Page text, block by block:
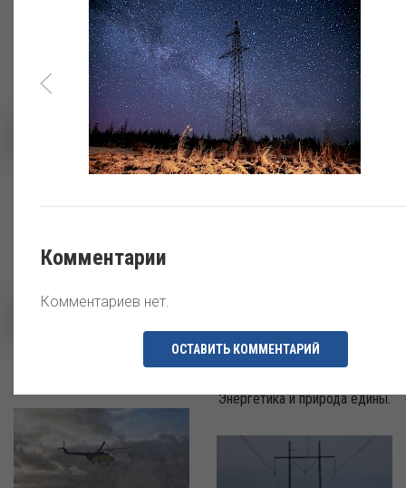
Энергетика и природа едины.
Комментарии
Комментариев нет.
ОСТАВИТЬ КОММЕНТАРИЙ